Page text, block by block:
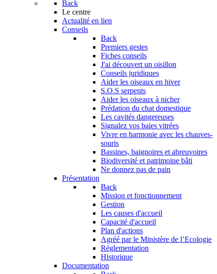
Back
Le centre
Actualité en lien
Conseils
Back
Premiers gestes
Fiches conseils
J'ai découvert un oisillon
Conseils juridiques
Aider les oiseaux en hiver
S.O.S serpents
Aider les oiseaux à nicher
Prédation du chat domestique
Les cavités dangereuses
Signalez vos baies vitrées
Vivre en harmonie avec les chauves-
souris
Bassines, baignoires et abreuvoires
Biodiversité et patrimoine bâti
Ne donnez pas de pain
Présentation
Back
Mission et fonctionnement
Gestion
Les causes d'accueil
Capacité d'accueil
Plan d'actions
Agréé par le Ministère de l’Ecologie
Réglementation
Historique
Documentation